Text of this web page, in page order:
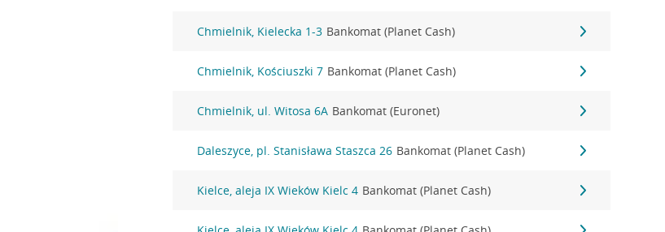
Chmielnik, Kielecka 1-3 Bankomat (Planet Cash)
Chmielnik, Kościuszki 7 Bankomat (Planet Cash)
Chmielnik, ul. Witosa 6A Bankomat (Euronet)
Daleszyce, pl. Stanisława Staszca 26 Bankomat (Planet Cash)
Kielce, aleja IX Wieków Kielc 4 Bankomat (Planet Cash)